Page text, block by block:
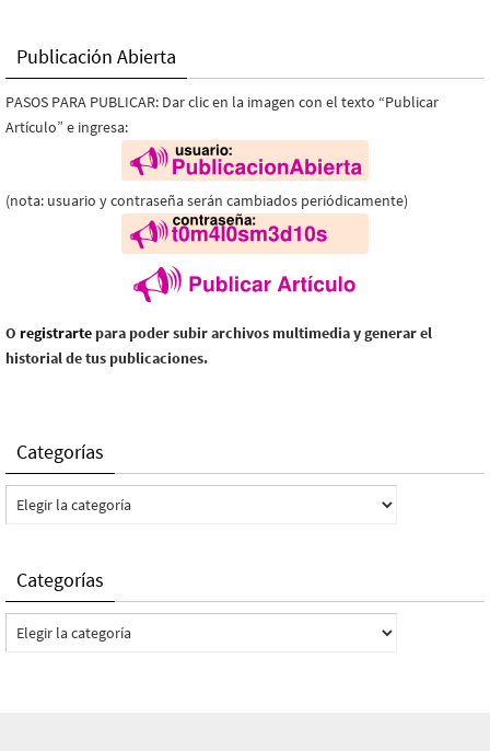
Publicación Abierta
PASOS PARA PUBLICAR: Dar clic en la imagen con el texto “Publicar
Artículo” e ingresa:
(nota: usuario y contraseña serán cambiados periódicamente)
O registrarte para poder subir archivos multimedia y generar el
historial de tus publicaciones.
Categorías
Categorías
Categorías
Categorías